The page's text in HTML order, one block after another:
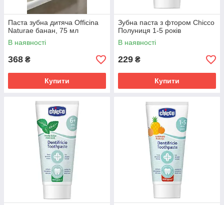
Паста зубна дитяча Officina
Naturae банан, 75 мл
В наявності
368 ₴
Купити
Зубна паста з фтором Chicco
Полуниця 1-5 років
В наявності
229 ₴
Купити